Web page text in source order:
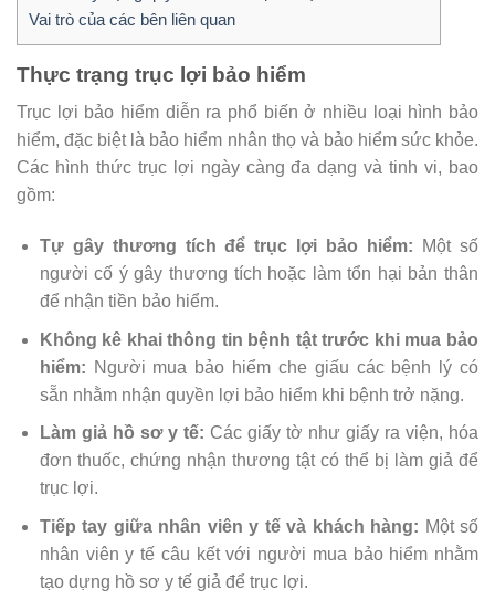
Vai trò của các bên liên quan
Thực trạng trục lợi bảo hiểm
Trục lợi bảo hiểm diễn ra phổ biến ở nhiều loại hình bảo
hiểm, đặc biệt là bảo hiểm nhân thọ và bảo hiểm sức khỏe.
Các hình thức trục lợi ngày càng đa dạng và tinh vi, bao
gồm:
Tự gây thương tích để trục lợi bảo hiểm: Một số
người cố ý gây thương tích hoặc làm tổn hại bản thân
để nhận tiền bảo hiểm.
Không kê khai thông tin bệnh tật trước khi mua bảo
hiểm: Người mua bảo hiểm che giấu các bệnh lý có
sẵn nhằm nhận quyền lợi bảo hiểm khi bệnh trở nặng.
Làm giả hồ sơ y tế: Các giấy tờ như giấy ra viện, hóa
đơn thuốc, chứng nhận thương tật có thể bị làm giả để
trục lợi.
Tiếp tay giữa nhân viên y tế và khách hàng: Một số
nhân viên y tế câu kết với người mua bảo hiểm nhằm
tạo dựng hồ sơ y tế giả để trục lợi.